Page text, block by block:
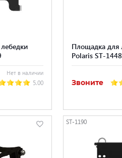
Нет в наличии
5.00
Площадка для
Polaris ST-1448
Звоните
ST-1190